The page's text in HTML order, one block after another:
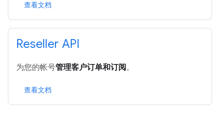
查看文档
Reseller API
为您的帐号管理客户订单和订阅。
查看文档